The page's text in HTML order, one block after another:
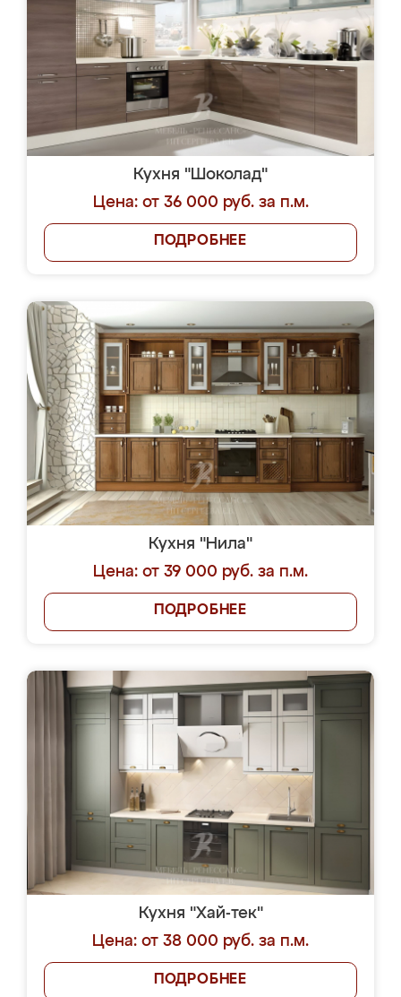
Кухня "Шоколад"
Цена: от 36 000 руб. за п.м.
ПОДРОБНЕЕ
Кухня "Нила"
Цена: от 39 000 руб. за п.м.
ПОДРОБНЕЕ
Кухня "Хай-тек"
Цена: от 38 000 руб. за п.м.
ПОДРОБНЕЕ